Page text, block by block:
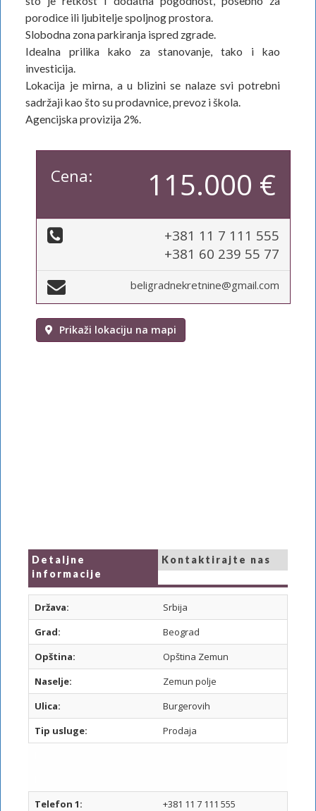
porodice ili ljubitelje spoljnog prostora.
Slobodna zona parkiranja ispred zgrade.
Idealna prilika kako za stanovanje, tako i kao
investicija.
Lokacija je mirna, a u blizini se nalaze svi potrebni
sadržaji kao što su prodavnice, prevoz i škola.
Agencijska provizija 2%.
Cena: 115.000 €
+381 11 7 111 555
+381 60 239 55 77
beligradnekretnine@gmail.com
Prikaži lokaciju na mapi
Detaljne
informacije
Kontaktirajte nas
Država:
Srbija
Grad:
Beograd
Opština:
Opština Zemun
Naselje:
Zemun polje
Ulica:
Burgerovih
Tip usluge:
Prodaja
Telefon 1:
+381 11 7 111 555